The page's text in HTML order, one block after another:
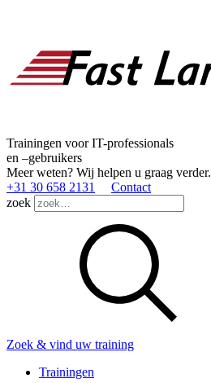
Trainingen voor IT-professionals
en –gebruikers
Meer weten? Wij helpen u graag verder.
+31 30 658 2131
Contact
zoek
Zoek & vind uw training
Trainingen